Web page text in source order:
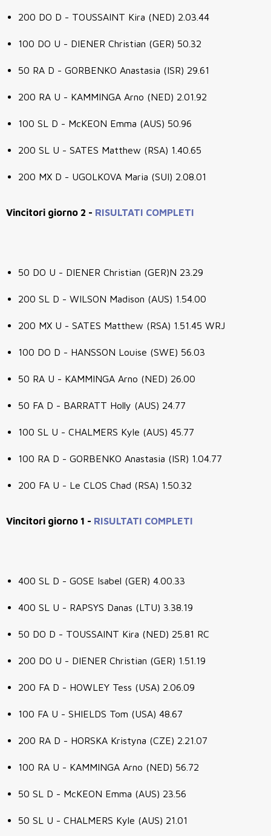
200 DO D - TOUSSAINT Kira (NED) 2.03.44
100 DO U - DIENER Christian (GER) 50.32
50 RA D - GORBENKO Anastasia (ISR) 29.61
200 RA U - KAMMINGA Arno (NED) 2.01.92
100 SL D - McKEON Emma (AUS) 50.96
200 SL U - SATES Matthew (RSA) 1.40.65
200 MX D - UGOLKOVA Maria (SUI) 2.08.01
Vincitori giorno 2 - RISULTATI COMPLETI
50 DO U - DIENER Christian (GER)N 23.29
200 SL D - WILSON Madison (AUS) 1.54.00
200 MX U - SATES Matthew (RSA) 1.51.45 WRJ
100 DO D - HANSSON Louise (SWE) 56.03
50 RA U - KAMMINGA Arno (NED) 26.00
50 FA D - BARRATT Holly (AUS) 24.77
100 SL U - CHALMERS Kyle (AUS) 45.77
100 RA D - GORBENKO Anastasia (ISR) 1.04.77
200 FA U - Le CLOS Chad (RSA) 1.50.32
Vincitori giorno 1 - RISULTATI COMPLETI
400 SL D - GOSE Isabel (GER) 4.00.33
400 SL U - RAPSYS Danas (LTU) 3.38.19
50 DO D - TOUSSAINT Kira (NED) 25.81 RC
200 DO U - DIENER Christian (GER) 1.51.19
200 FA D - HOWLEY Tess (USA) 2.06.09
100 FA U - SHIELDS Tom (USA) 48.67
200 RA D - HORSKA Kristyna (CZE) 2.21.07
100 RA U - KAMMINGA Arno (NED) 56.72
50 SL D - McKEON Emma (AUS) 23.56
50 SL U - CHALMERS Kyle (AUS) 21.01